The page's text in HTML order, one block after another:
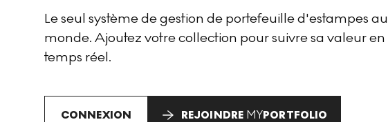
Le seul système de gestion de portefeuille d'estampes au
monde. Ajoutez votre collection pour suivre sa valeur en
temps réel.
CONNEXION REJOINDRE MYPORTFOLIO